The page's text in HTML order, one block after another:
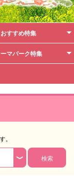
おすすめ特集
マパーク特集
。